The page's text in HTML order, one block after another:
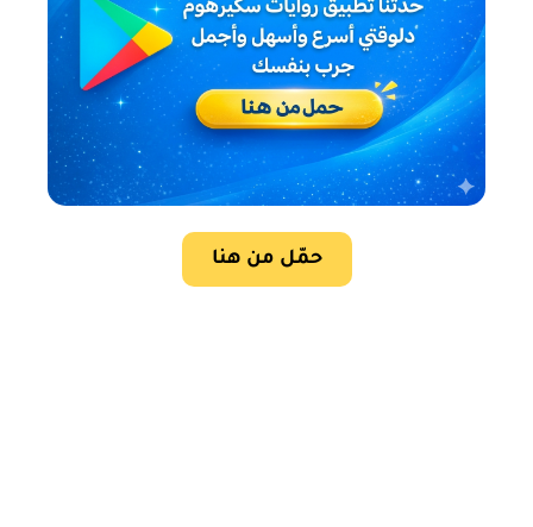
حمّل من هنا